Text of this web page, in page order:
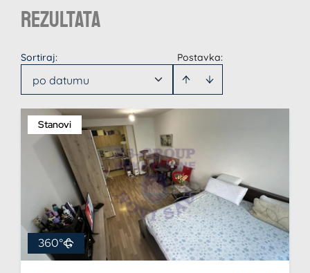
rezultata
Postavka:
Sortiraj:
po datumu
Stanovi
360°